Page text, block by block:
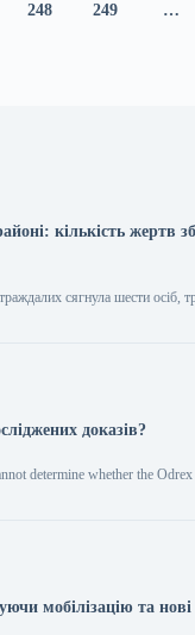
248 249 …
кількість жертв
сягнула шести осіб,
доказів?
determine whether the
мобілізацію та